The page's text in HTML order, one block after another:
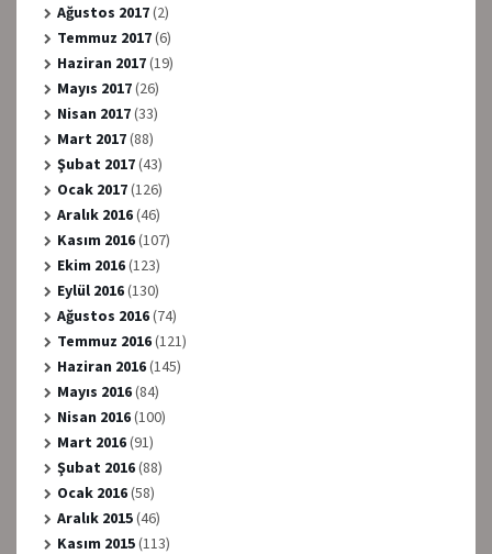
Ağustos 2017(2)
Temmuz 2017(6)
Haziran 2017(19)
Mayıs 2017(26)
Nisan 2017(33)
Mart 2017(88)
Şubat 2017(43)
Ocak 2017(126)
Aralık 2016(46)
Kasım 2016(107)
Ekim 2016(123)
Eylül 2016(130)
Ağustos 2016(74)
Temmuz 2016(121)
Haziran 2016(145)
Mayıs 2016(84)
Nisan 2016(100)
Mart 2016(91)
Şubat 2016(88)
Ocak 2016(58)
Aralık 2015(46)
Kasım 2015(113)